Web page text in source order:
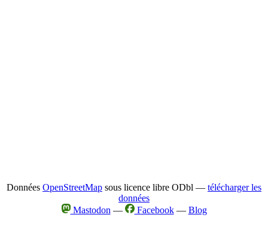
Données OpenStreetMap sous licence libre ODbl — télécharger les
données
Mastodon — Facebook— Blog